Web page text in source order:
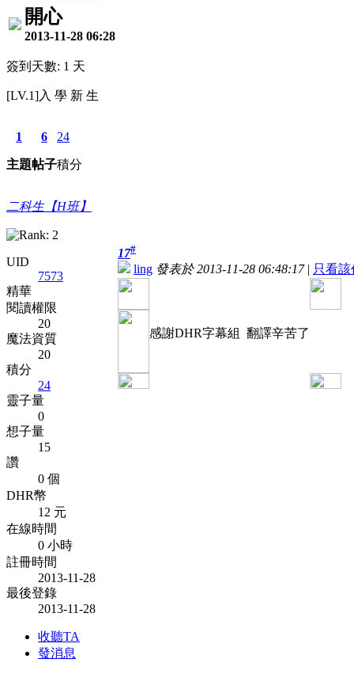
開心
2013-11-28 06:28
簽到天數: 1 天
[LV.1]入 學 新 生
1
主題
6
帖子
24
積分
二科生【H班】
UID
7573
精華
閱讀權限
20
魔法資質
20
積分
24
靈子量
0
想子量
15
讚
0 個
DHR幣
12 元
在線時間
0 小時
註冊時間
2013-11-28
最後登錄
2013-11-28
收聽TA
發消息
17#
ling 發表於 2013-11-28 06:48:17 | 只看該
感謝DHR字幕組 翻譯辛苦了